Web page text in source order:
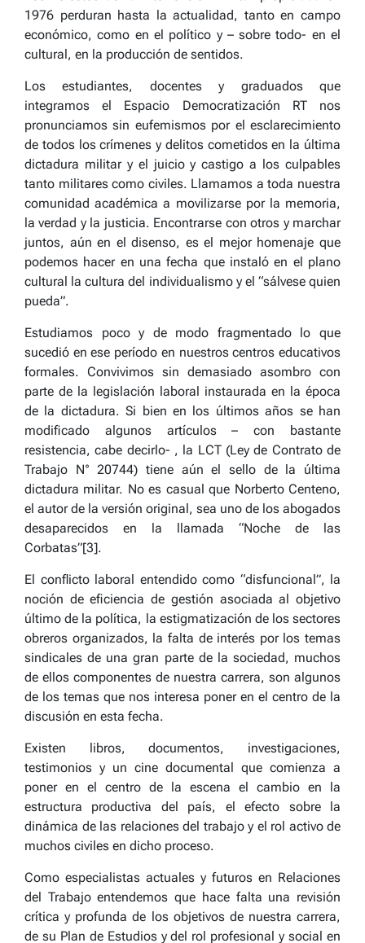
1976 perduran hasta la actualidad, tanto en campo
económico, como en el político y – sobre todo- en el
cultural, en la producción de sentidos.
Los estudiantes, docentes y graduados que
integramos el Espacio Democratización RT nos
pronunciamos sin eufemismos por el esclarecimiento
de todos los crímenes y delitos cometidos en la última
dictadura militar y el juicio y castigo a los culpables
tanto militares como civiles. Llamamos a toda nuestra
comunidad académica a movilizarse por la memoria,
la verdad y la justicia. Encontrarse con otros y marchar
juntos, aún en el disenso, es el mejor homenaje que
podemos hacer en una fecha que instaló en el plano
cultural la cultura del individualismo y el “sálvese quien
pueda”.
Estudiamos poco y de modo fragmentado lo que
sucedió en ese período en nuestros centros educativos
formales. Convivimos sin demasiado asombro con
parte de la legislación laboral instaurada en la época
de la dictadura. Si bien en los últimos años se han
modificado algunos artículos – con bastante
resistencia, cabe decirlo- , la LCT (Ley de Contrato de
Trabajo N° 20744) tiene aún el sello de la última
dictadura militar. No es casual que Norberto Centeno,
el autor de la versión original, sea uno de los abogados
desaparecidos en la llamada “Noche de las
Corbatas”[3].
El conflicto laboral entendido como “disfuncional”, la
noción de eficiencia de gestión asociada al objetivo
último de la política, la estigmatización de los sectores
obreros organizados, la falta de interés por los temas
sindicales de una gran parte de la sociedad, muchos
de ellos componentes de nuestra carrera, son algunos
de los temas que nos interesa poner en el centro de la
discusión en esta fecha.
Existen libros, documentos, investigaciones,
testimonios y un cine documental que comienza a
poner en el centro de la escena el cambio en la
estructura productiva del país, el efecto sobre la
dinámica de las relaciones del trabajo y el rol activo de
muchos civiles en dicho proceso.
Como especialistas actuales y futuros en Relaciones
del Trabajo entendemos que hace falta una revisión
crítica y profunda de los objetivos de nuestra carrera,
de su Plan de Estudios y del rol profesional y social en